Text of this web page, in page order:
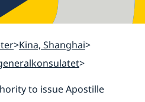
Kina, Shanghai
to issue Apostille